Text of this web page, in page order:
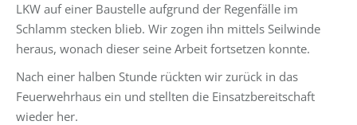
LKW auf einer Baustelle aufgrund der Regenfälle im
Schlamm stecken blieb. Wir zogen ihn mittels Seilwinde
heraus, wonach dieser seine Arbeit fortsetzen konnte.
Nach einer halben Stunde rückten wir zurück in das
Feuerwehrhaus ein und stellten die Einsatzbereitschaft
wieder her.